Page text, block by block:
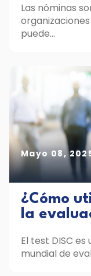
Las nóminas
puede...
Mayo 08,
¿Cómo
la
El test DISC
mundial de